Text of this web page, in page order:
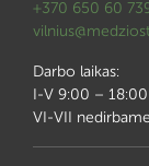
+370 650 60
Darbo laikas:
I-V 9:00 – 18:00
VI-VII nedirbame